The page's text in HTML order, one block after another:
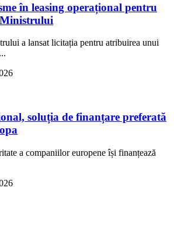
în leasing operațional pentru
a lansat licitația pentru atribuirea unui
soluția de finanțare preferată
a companiilor europene își finanțează